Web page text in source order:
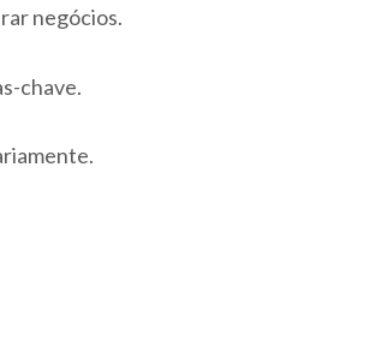
negócios.
chave.